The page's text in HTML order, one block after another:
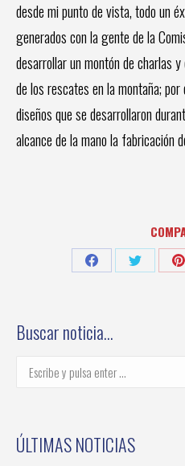
desde mi punto de vista, todo un
generados con la gente de la
desarrollar un montón de charlas
de los rescates en la montaña;
diseños que se desarrollaron
alcance de la mano la fabricación
Share
Share
Buscar noticia…
Buscar:
ÚLTIMAS NOTICIAS